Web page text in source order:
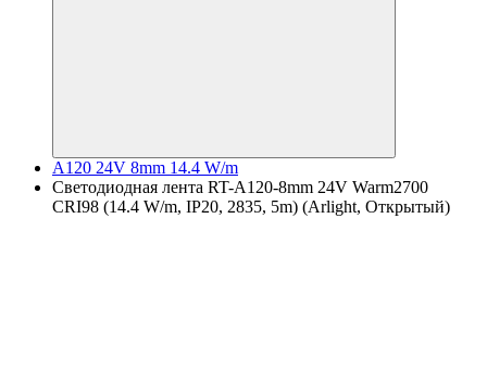
A120 24V 8mm 14.4 W/m
Светодиодная лента RT-A120-8mm 24V Warm2700
CRI98 (14.4 W/m, IP20, 2835, 5m) (Arlight, Открытый)